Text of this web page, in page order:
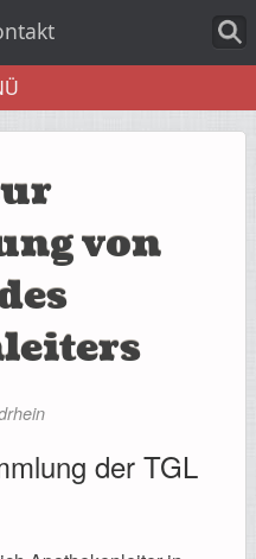
von
der TGL